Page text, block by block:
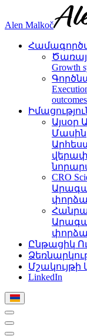
Alen Malkoč
Growth
Մասին
CRO
Ընթացիկ
Մշակույթի
LinkedIn